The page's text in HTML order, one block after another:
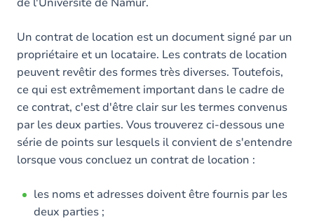
Un contrat de location est un document signé par un
propriétaire et un locataire. Les contrats de location
peuvent revêtir des formes très diverses. Toutefois,
ce qui est extrêmement important dans le cadre de
ce contrat, c'est d'être clair sur les termes convenus
par les deux parties. Vous trouverez ci-dessous une
série de points sur lesquels il convient de s'entendre
lorsque vous concluez un contrat de location :
les noms et adresses doivent être fournis par les
deux parties ;